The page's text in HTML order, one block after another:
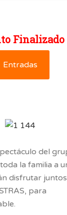
Finalizado
Entradas
del
la familia a
disfrutar
para